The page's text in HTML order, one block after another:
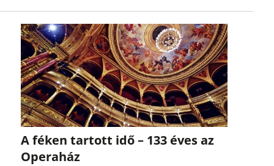
A féken tartott idő – 133 éves az
Operaház